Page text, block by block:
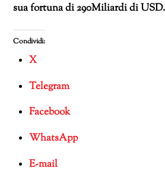
sua fortuna di 290Miliardi di
Condividi:
X
Telegram
Facebook
WhatsApp
E-mail